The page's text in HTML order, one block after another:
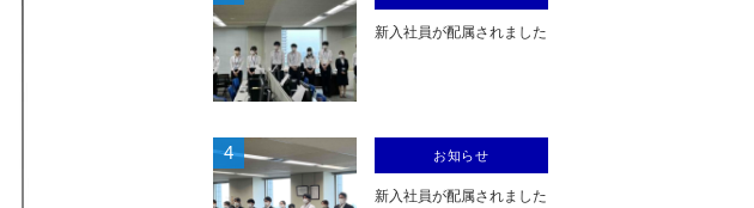
新入社員が配属されました
4 お知らせ
新入社員が配属されました